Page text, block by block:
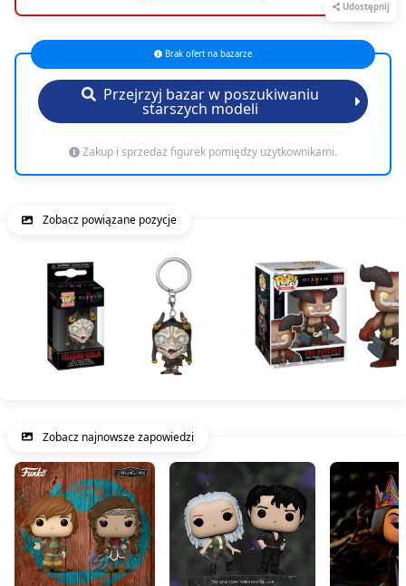
Udostępnij
Brak ofert na bazarze
Przejrzyj bazar w poszukiwaniu
starszych modeli
Zakup i sprzedaż figurek pomiędzy użytkownikami.
Zobacz powiązane pozycje
Zobacz najnowsze zapowiedzi